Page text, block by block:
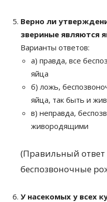
Верно ли
звериные являются
Варианты ответов:
а) правда, все
яйца
б) ложь,
яйца, так быть и
в) неправда,
живородящими
(Правильный ответ
беспозвоночные
У насекомых у всех